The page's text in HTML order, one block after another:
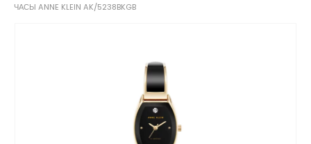
​ЧАСЫ ANNE KLEIN AK/5238BKGB